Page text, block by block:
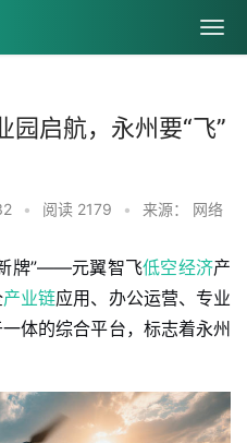
园启航，永州要“飞”
• 阅读 2179 • 来源： 网络
牌”——元翼智飞低空经济产
产业链应用、办公运营、专业
体的综合平台，标志着永州